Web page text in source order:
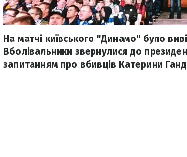
На матчі київського "Динамо" було
Вболівальники звернулися до
запитанням про вбивців Катерини